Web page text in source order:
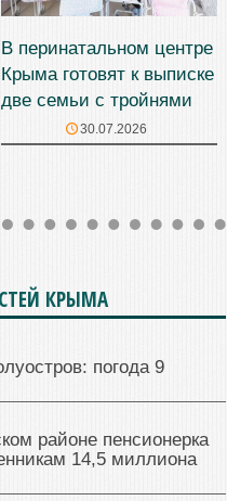
В перинатальном центре
Крыма готовят к выписке
две семьи с тройнями
30.07.2026
КРЫМА
погода 9
районе пенсионерка
14,5 миллиона